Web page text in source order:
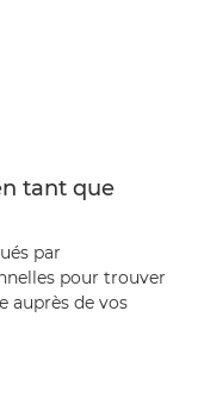
tant que
par
pour trouver
auprès de vos